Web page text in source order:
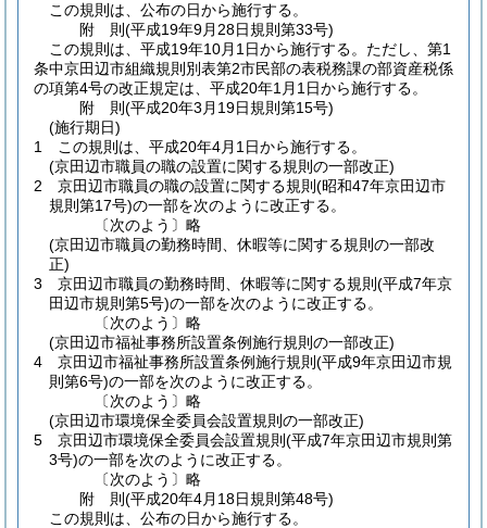
この規則は、公布の日から施行する。
附 則(平成19年9月28日規則第33号)
この規則は、平成19年10月1日から施行する。 ただし、第1
条中京田辺市組織規則別表第2市民部の表税務課の部資産税係
の項第4号の改正規定は、平成20年1月1日から施行する。
附 則(平成20年3月19日規則第15号)
(施行期日)
1
この規則は、平成20年4月1日から施行する。
(京田辺市職員の職の設置に関する規則の一部改正)
2
京田辺市職員の職の設置に関する規則 (昭和47年京田辺市
規則第17号)の一部を次のように改正する。
〔次のよう〕略
(京田辺市職員の勤務時間、休暇等に関する規則の一部改
正)
3
京田辺市職員の勤務時間、休暇等に関する規則 (平成7年京
田辺市規則第5号)の一部を次のように改正する。
〔次のよう〕略
(京田辺市福祉事務所設置条例施行規則の一部改正)
4
京田辺市福祉事務所設置条例施行規則 (平成9年京田辺市規
則第6号)の一部を次のように改正する。
〔次のよう〕略
(京田辺市環境保全委員会設置規則の一部改正)
5
京田辺市環境保全委員会設置規則 (平成7年京田辺市規則第
3号)の一部を次のように改正する。
〔次のよう〕略
附 則(平成20年4月18日規則第48号)
この規則は、公布の日から施行する。